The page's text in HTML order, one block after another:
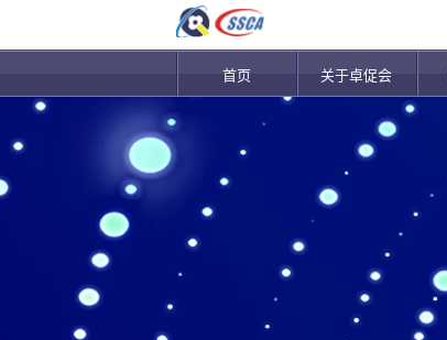
首页 关于卓促会